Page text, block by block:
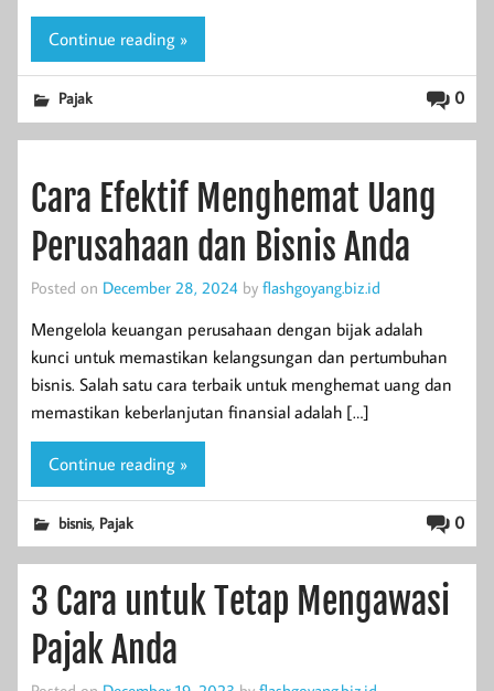
Continue reading »
0
Pajak
Cara Efektif Menghemat Uang
Perusahaan dan Bisnis Anda
Posted on December 28, 2024 by flashgoyang.biz.id
Mengelola keuangan perusahaan dengan bijak adalah
kunci untuk memastikan kelangsungan dan pertumbuhan
bisnis. Salah satu cara terbaik untuk menghemat uang dan
memastikan keberlanjutan finansial adalah […]
Continue reading »
0
bisnis, Pajak
3 Cara untuk Tetap Mengawasi
Pajak Anda